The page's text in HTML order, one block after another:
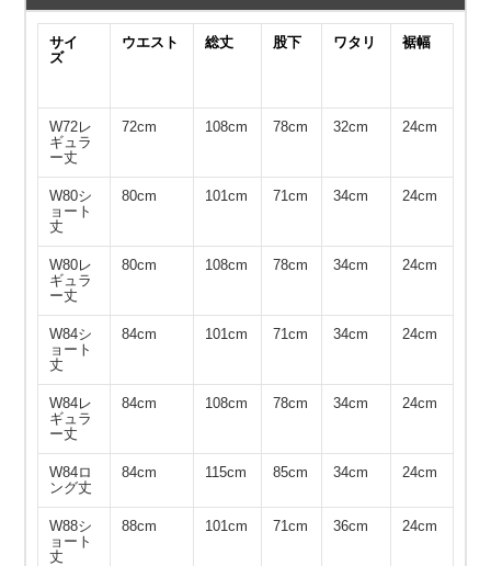
サイ
ズ
ウエスト 総丈 股下 ワタリ 裾幅
W72レ
ギュラ
ー丈
72cm 108cm 78cm 32cm 24cm
W80シ
ョート
丈
80cm 101cm 71cm 34cm 24cm
W80レ
ギュラ
ー丈
80cm 108cm 78cm 34cm 24cm
W84シ
ョート
丈
84cm 101cm 71cm 34cm 24cm
W84レ
ギュラ
ー丈
84cm 108cm 78cm 34cm 24cm
W84ロ
ング丈
84cm 115cm 85cm 34cm 24cm
W88シ
ョート
丈
88cm 101cm 71cm 36cm 24cm